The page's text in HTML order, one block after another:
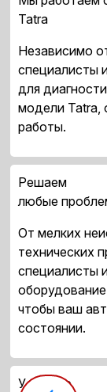
Tatra
Независимо
специалисты
для
модели Tatra,
работы.
Решаем
любые
От мелких
технических
специалисты
оборудование
чтобы ваш
состоянии.
Удобное